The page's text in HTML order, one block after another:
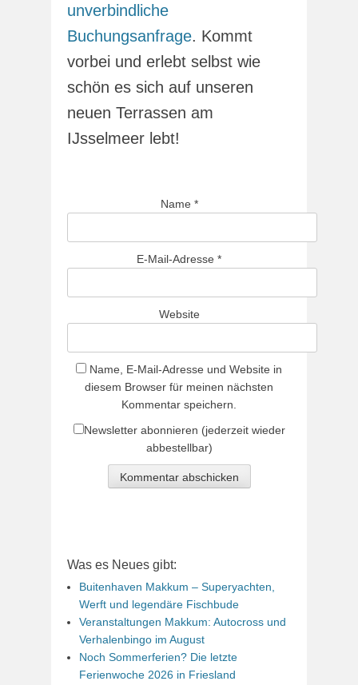
unverbindliche
Buchungsanfrage. Kommt
vorbei und erlebt selbst wie
schön es sich auf unseren
neuen Terrassen am
IJsselmeer lebt!
Name *
E-Mail-Adresse *
Website
Name, E-Mail-Adresse und Website in
diesem Browser für meinen nächsten
Kommentar speichern.
Newsletter abonnieren (jederzeit wieder
abbestellbar)
Was es Neues gibt:
Buitenhaven Makkum – Superyachten,
Werft und legendäre Fischbude
Veranstaltungen Makkum: Autocross und
Verhalenbingo im August
Noch Sommerferien? Die letzte
Ferienwoche 2026 in Friesland